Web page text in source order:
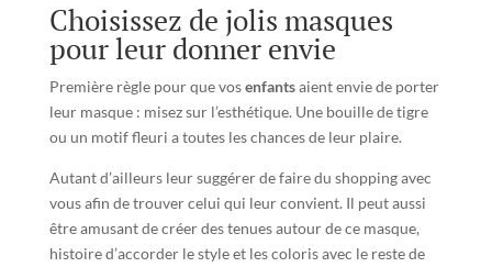
Choisissez de jolis masques
pour leur donner envie
Première règle pour que vosenfantsaient envie de porter
leur masque : misez sur l’esthétique. Une bouille de tigre
ou un motif fleuri a toutes les chances de leur plaire.
Autant d’ailleurs leur suggérer de faire du shopping avec
vous afin de trouver celui qui leur convient. Il peut aussi
être amusant de créer des tenues autour de ce masque,
histoire d’accorder le style et les coloris avec le reste de